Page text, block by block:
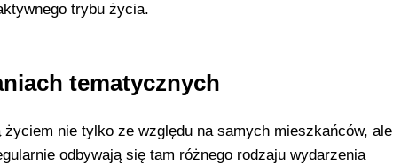
trybu życia.
tematycznych
nie tylko ze względu na samych mieszkańców, ale
odbywają się tam różnego rodzaju wydarzenia